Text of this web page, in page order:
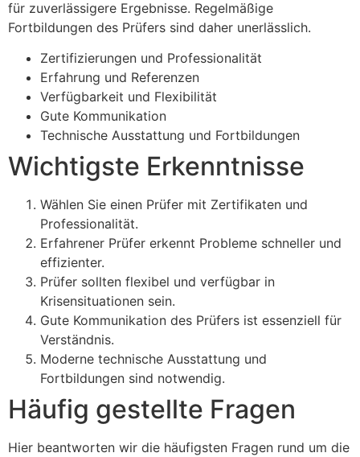
für zuverlässigere Ergebnisse. Regelmäßige
Fortbildungen des Prüfers sind daher unerlässlich.
Zertifizierungen und Professionalität
Erfahrung und Referenzen
Verfügbarkeit und Flexibilität
Gute Kommunikation
Technische Ausstattung und Fortbildungen
Wichtigste Erkenntnisse
Wählen Sie einen Prüfer mit Zertifikaten und
Professionalität.
Erfahrener Prüfer erkennt Probleme schneller und
effizienter.
Prüfer sollten flexibel und verfügbar in
Krisensituationen sein.
Gute Kommunikation des Prüfers ist essenziell für
Verständnis.
Moderne technische Ausstattung und
Fortbildungen sind notwendig.
Häufig gestellte Fragen
Hier beantworten wir die häufigsten Fragen rund um die